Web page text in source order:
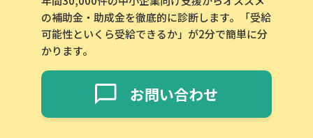
の補助金・助成金を徹底的に診断します。「受給
可能性といくら受給できるか」が2分で簡単に分
かります。
お問い合わせ